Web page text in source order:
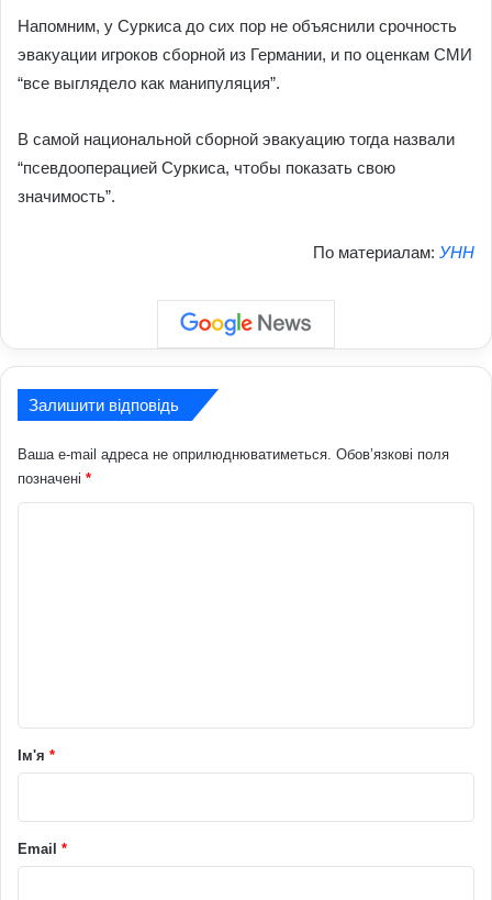
Напомним, у Суркиса до сих пор не объяснили срочность
эвакуации игроков сборной из Германии, и по оценкам СМИ
“все выглядело как манипуляция”.
В самой национальной сборной эвакуацию тогда назвали
“псевдооперацией Суркиса, чтобы показать свою
значимость”.
По материалам: УНН
Залишити відповідь
Ваша e-mail адреса не оприлюднюватиметься. Обов’язкові поля
позначені *
рІм'я *
Email *